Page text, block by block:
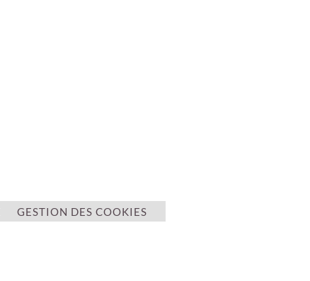
GESTION DES COOKIES